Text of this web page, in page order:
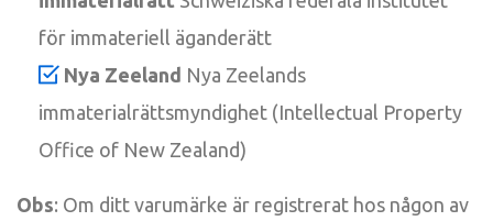
för immateriell äganderätt
Nya Zeeland Nya Zeelands
immaterialrättsmyndighet (Intellectual Property
Office of New Zealand)
Obs: Om ditt varumärke är registrerat hos någon av